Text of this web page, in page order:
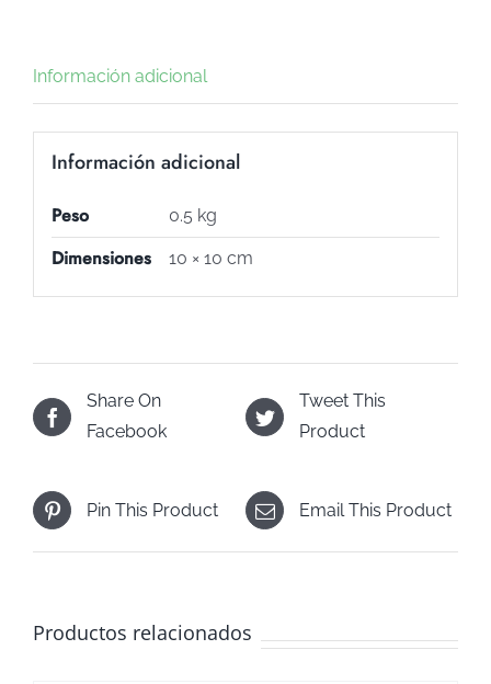
Información adicional
Información adicional
Peso 0.5 kg
Dimensiones 10 × 10 cm
Share On
Facebook
Tweet This
Product
Pin This Product Email This Product
Productos relacionados